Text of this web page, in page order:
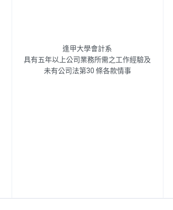
逢甲大學會計系
具有五年以上公司業務所需之工作經驗及
未有公司法第30 條各款情事